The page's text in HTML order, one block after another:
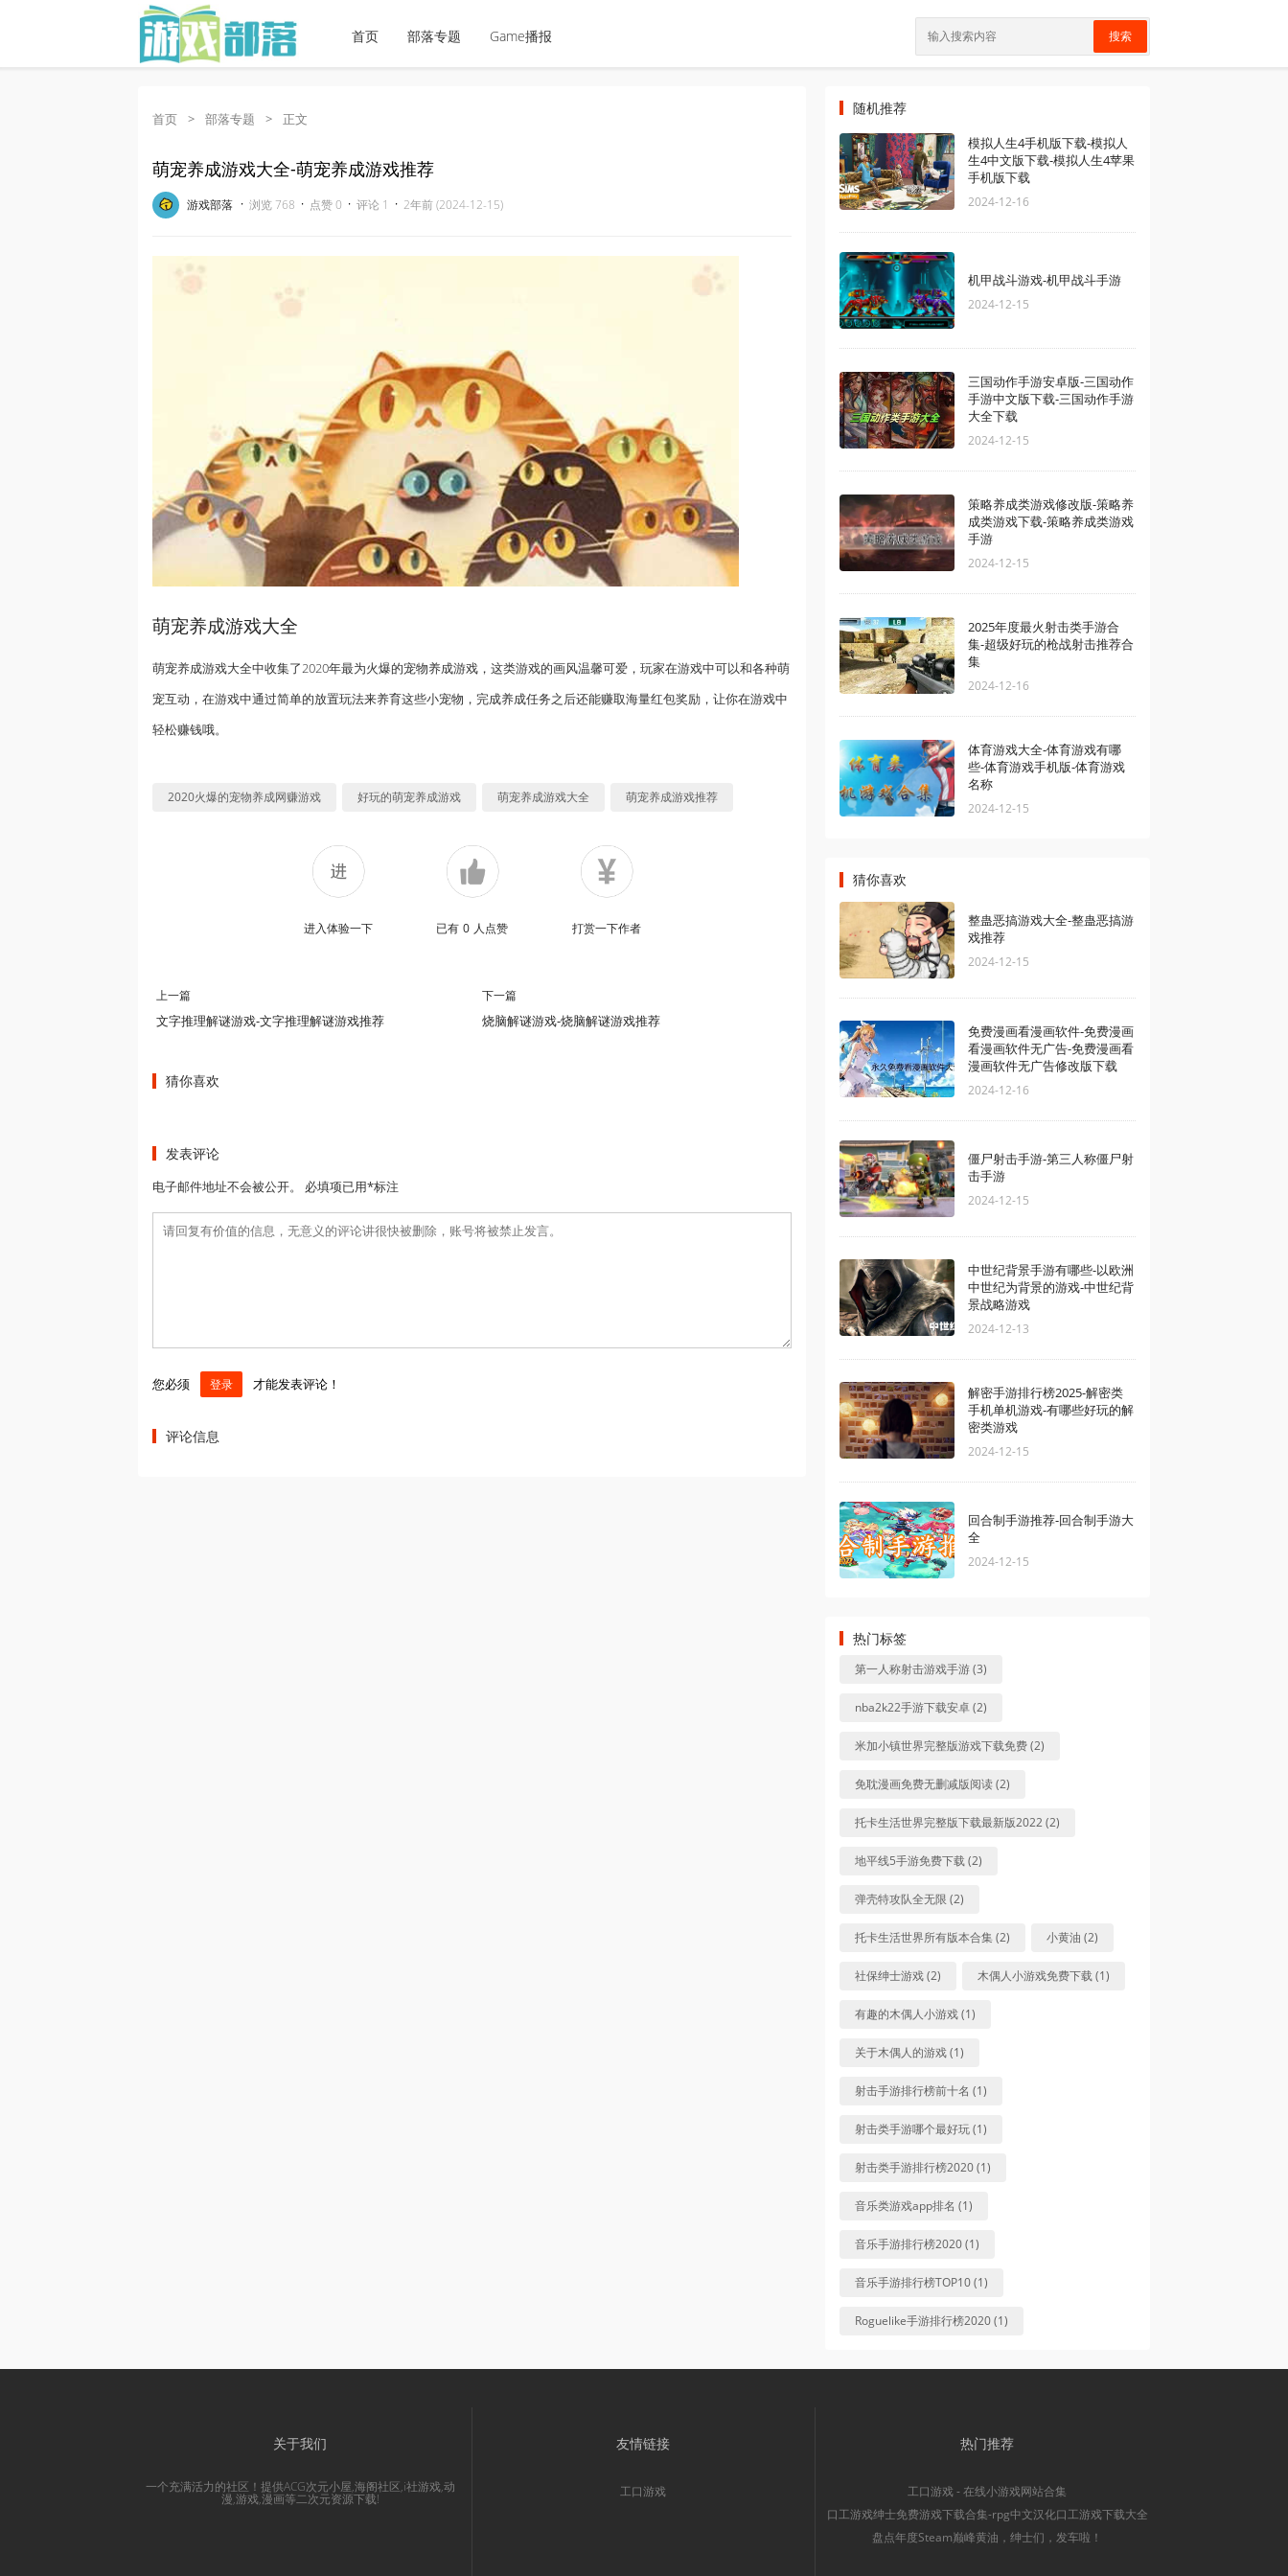
首页 部落专题 Game播报 搜索
首页 > 部落专题 > 正文
萌宠养成游戏大全-萌宠养成游戏推荐
游戏部落 · 浏览 768 · 点赞 0 · 评论 1 · 2年前 (2024-12-15)
萌宠养成游戏大全
萌宠养成游戏大全中收集了2020年最为火爆的宠物养成游戏，这类游戏的画风温馨可爱，玩家在游戏中可以和各种萌
宠互动，在游戏中通过简单的放置玩法来养育这些小宠物，完成养成任务之后还能赚取海量红包奖励，让你在游戏中
轻松赚钱哦。
2020火爆的宠物养成网赚游戏 好玩的萌宠养成游戏 萌宠养成游戏大全 萌宠养成游戏推荐
进入体验一下 已有 0 人点赞 打赏一下作者
上一篇
文字推理解谜游戏-文字推理解谜游戏推荐
下一篇
烧脑解谜游戏-烧脑解谜游戏推荐
猜你喜欢
发表评论
电子邮件地址不会被公开。 必填项已用*标注
您必须 登录 才能发表评论！
评论信息
随机推荐
模拟人生4手机版下载-模拟人
生4中文版下载-模拟人生4苹果
手机版下载
2024-12-16
机甲战斗游戏-机甲战斗手游
2024-12-15
三国动作手游安卓版-三国动作
手游中文版下载-三国动作手游
大全下载
2024-12-15
策略养成类游戏修改版-策略养
成类游戏下载-策略养成类游戏
手游
2024-12-15
2025年度最火射击类手游合
集-超级好玩的枪战射击推荐合
集
2024-12-16
体育游戏大全-体育游戏有哪
些-体育游戏手机版-体育游戏
名称
2024-12-15
猜你喜欢
整蛊恶搞游戏大全-整蛊恶搞游
戏推荐
2024-12-15
免费漫画看漫画软件-免费漫画
看漫画软件无广告-免费漫画看
漫画软件无广告修改版下载
2024-12-16
僵尸射击手游-第三人称僵尸射
击手游
2024-12-15
中世纪背景手游有哪些-以欧洲
中世纪为背景的游戏-中世纪背
景战略游戏
2024-12-13
解密手游排行榜2025-解密类
手机单机游戏-有哪些好玩的解
密类游戏
2024-12-15
回合制手游推荐-回合制手游大
全
2024-12-15
热门标签
第一人称射击游戏手游 (3)
nba2k22手游下载安卓 (2)
米加小镇世界完整版游戏下载免费 (2)
免耽漫画免费无删减版阅读 (2)
托卡生活世界完整版下载最新版2022 (2)
地平线5手游免费下载 (2)
弹壳特攻队全无限 (2)
托卡生活世界所有版本合集 (2) 小黄油 (2)
社保绅士游戏 (2) 木偶人小游戏免费下载 (1)
有趣的木偶人小游戏 (1)
关于木偶人的游戏 (1)
射击手游排行榜前十名 (1)
射击类手游哪个最好玩 (1)
射击类手游排行榜2020 (1)
音乐类游戏app排名 (1)
音乐手游排行榜2020 (1)
音乐手游排行榜TOP10 (1)
Roguelike手游排行榜2020 (1)
关于我们
一个充满活力的社区！提供ACG次元小屋,海阁社区,i社游戏,动
漫,游戏,漫画等二次元资源下载!
友情链接
工口游戏
热门推荐
工口游戏 - 在线小游戏网站合集
口工游戏绅士免费游戏下载合集-rpg中文汉化口工游戏下载大全
盘点年度Steam巅峰黄油，绅士们，发车啦！